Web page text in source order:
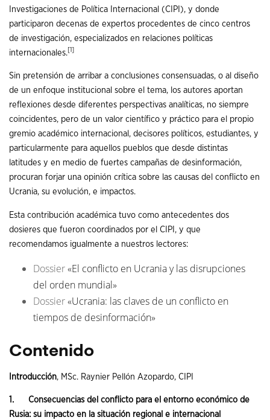
Investigaciones de Política Internacional (CIPI), y donde
participaron decenas de expertos procedentes de cinco centros
de investigación, especializados en relaciones políticas
internacionales.[1]
Sin pretensión de arribar a conclusiones consensuadas, o al diseño
de un enfoque institucional sobre el tema, los autores aportan
reflexiones desde diferentes perspectivas analíticas, no siempre
coincidentes, pero de un valor científico y práctico para el propio
gremio académico internacional, decisores políticos, estudiantes, y
particularmente para aquellos pueblos que desde distintas
latitudes y en medio de fuertes campañas de desinformación,
procuran forjar una opinión crítica sobre las causas del conflicto en
Ucrania, su evolución, e impactos.
Esta contribución académica tuvo como antecedentes dos
dosieres que fueron coordinados por el CIPI, y que
recomendamos igualmente a nuestros lectores:
Dossier«El conflicto en Ucrania y las disrupciones
del orden mundial»
Dossier«Ucrania: las claves de un conflicto en
tiempos de desinformación»
Contenido
Introducción, MSc. Raynier Pellón Azopardo, CIPI
1.
Consecuencias del conflicto para el entorno económico de
Rusia: su impacto en la situación regional e internacional